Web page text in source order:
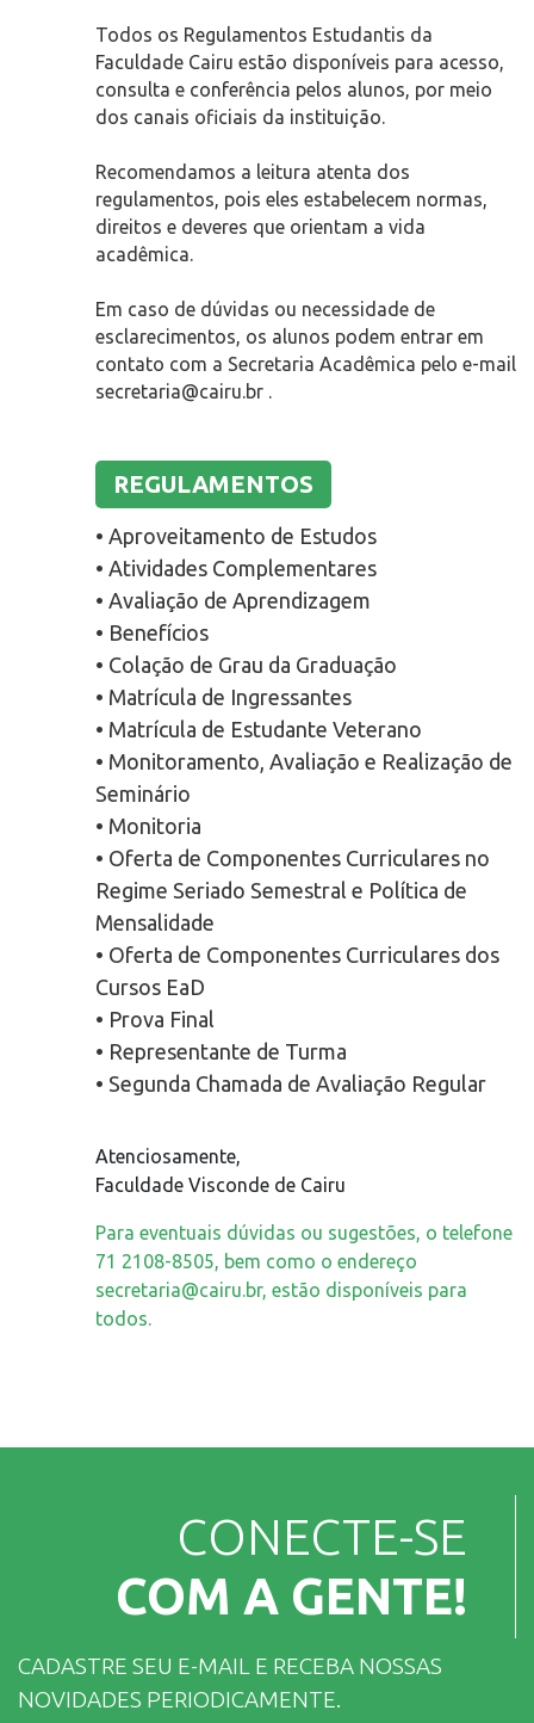
Todos os Regulamentos Estudantis da
Faculdade Cairu estão disponíveis para acesso,
consulta e conferência pelos alunos, por meio
dos canais oficiais da instituição.
Recomendamos a leitura atenta dos
regulamentos, pois eles estabelecem normas,
direitos e deveres que orientam a vida
acadêmica.
Em caso de dúvidas ou necessidade de
esclarecimentos, os alunos podem entrar em
contato com a Secretaria Acadêmica pelo e-mail
secretaria@cairu.br .
REGULAMENTOS
• Aproveitamento de Estudos
• Atividades Complementares
• Avaliação de Aprendizagem
• Benefícios
• Colação de Grau da Graduação
• Matrícula de Ingressantes
• Matrícula de Estudante Veterano
• Monitoramento, Avaliação e Realização de
Seminário
• Monitoria
• Oferta de Componentes Curriculares no
Regime Seriado Semestral e Política de
Mensalidade
• Oferta de Componentes Curriculares dos
Cursos EaD
• Prova Final
• Representante de Turma
• Segunda Chamada de Avaliação Regular
Atenciosamente,
Faculdade Visconde de Cairu
Para eventuais dúvidas ou sugestões, o telefone
71 2108-8505, bem como o endereço
secretaria@cairu.br, estão disponíveis para
todos.
CONECTE-SE
COM A GENTE!
CADASTRE SEU E-MAIL E RECEBA NOSSAS
NOVIDADES PERIODICAMENTE.